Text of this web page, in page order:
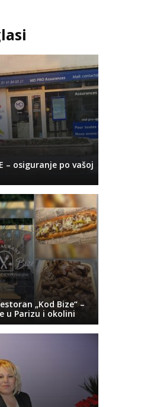
– osiguranje po vašoj
„Kod Bize“ –
u Parizu i okolini